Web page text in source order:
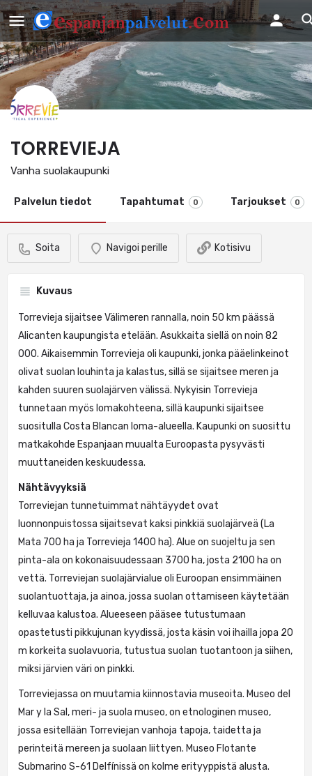
TORREVIEJA
Vanha suolakaupunki
Palvelun tiedot Tapahtumat 0 Tarjoukset 0
Soita Navigoi perille Kotisivu
Kuvaus
Torrevieja sijaitsee Välimeren rannalla, noin 50 km päässä
Alicanten kaupungista etelään. Asukkaita siellä on noin 82
000. Aikaisemmin Torrevieja oli kaupunki, jonka pääelinkeinot
olivat suolan louhinta ja kalastus, sillä se sijaitsee meren ja
kahden suuren suolajärven välissä. Nykyisin Torrevieja
tunnetaan myös lomakohteena, sillä kaupunki sijaitsee
suositulla Costa Blancan loma-alueella. Kaupunki on suosittu
matkakohde Espanjaan muualta Euroopasta pysyvästi
muuttaneiden keskuudessa.
Nähtävyyksiä
Torreviejan tunnetuimmat nähtäyydet ovat
luonnonpuistossa sijaitsevat kaksi pinkkiä suolajärveä (La
Mata 700 ha ja Torrevieja 1400 ha). Alue on suojeltu ja sen
pinta-ala on kokonaisuudessaan 3700 ha, josta 2100 ha on
vettä. Torreviejan suolajärvialue oli Euroopan ensimmäinen
suolantuottaja, ja ainoa, jossa suolan ottamiseen käytetään
kelluvaa kalustoa. Alueeseen pääsee tutustumaan
opastetusti pikkujunan kyydissä, josta käsin voi ihailla jopa 20
m korkeita suolavuoria, tutustua suolan tuotantoon ja siihen,
miksi järvien väri on pinkki.
Torreviejassa on muutamia kiinnostavia museoita. Museo del
Mar y la Sal, meri- ja suola museo, on etnologinen museo,
jossa esitellään Torreviejan vanhoja tapoja, taidetta ja
perinteitä mereen ja suolaan liittyen. Museo Flotante
Submarino S-61 Delfínissä on kolme erityyppistä alusta.